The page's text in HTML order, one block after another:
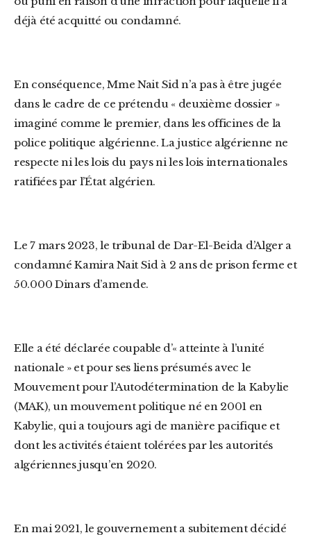
déjà été acquitté ou condamné.
En conséquence, Mme Nait Sid n’a pas à être jugée
dans le cadre de ce prétendu « deuxième dossier »
imaginé comme le premier, dans les officines de la
police politique algérienne. La justice algérienne ne
respecte ni les lois du pays ni les lois internationales
ratifiées par l’État algérien.
Le 7 mars 2023, le tribunal de Dar-El-Beida d’Alger a
condamné Kamira Nait Sid à 2 ans de prison ferme et
50.000 Dinars d’amende.
Elle a été déclarée coupable d’« atteinte à l’unité
nationale » et pour ses liens présumés avec le
Mouvement pour l’Autodétermination de la Kabylie
(MAK), un mouvement politique né en 2001 en
Kabylie, qui a toujours agi de manière pacifique et
dont les activités étaient tolérées par les autorités
algériennes jusqu’en 2020.
En mai 2021, le gouvernement a subitement décidé